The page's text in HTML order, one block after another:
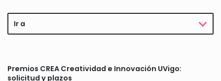
Ir a
Premios CREA Creatividad e Innovación UVigo:
solicitud y plazos